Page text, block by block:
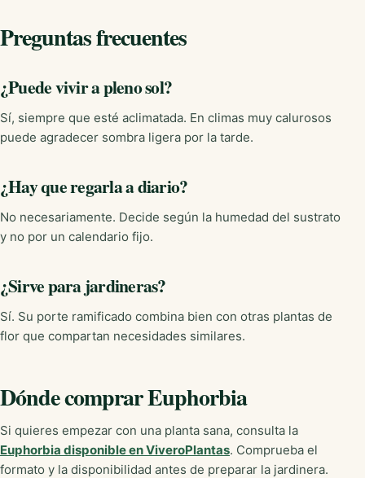
Preguntas frecuentes
¿Puede vivir a pleno sol?
Sí, siempre que esté aclimatada. En climas muy calurosos
puede agradecer sombra ligera por la tarde.
¿Hay que regarla a diario?
No necesariamente. Decide según la humedad del sustrato
y no por un calendario fijo.
¿Sirve para jardineras?
Sí. Su porte ramificado combina bien con otras plantas de
flor que compartan necesidades similares.
Dónde comprar Euphorbia
Si quieres empezar con una planta sana, consulta la
Euphorbia disponible en ViveroPlantas. Comprueba el
formato y la disponibilidad antes de preparar la jardinera.